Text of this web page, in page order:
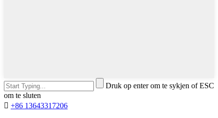
Druk op enter om te sykjen of ESC
om te sluten
 +86 13643317206